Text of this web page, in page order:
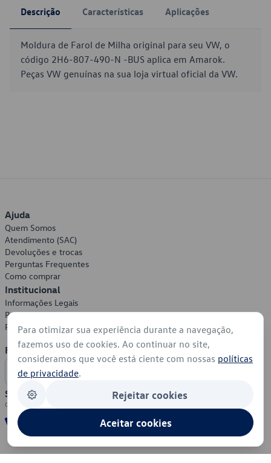
Descrição Características Aplicações
Moldura de Farol de Milha original para seu VW, o
código 2H6-807-490-N -BUS aplica em Amarok.
Peças VW genuínas na sua loja virtual oficial da VW.
Ajuda
Quem Somos
Atendimento (SAC)
Devoluções e trocas
Perguntas Frequentes
Como comprar
Institucional
Informações Legais
Política de Privacidade
Política de Cookies
Formas de Pagamento
Segurança
Para otimizar sua experiência durante a navegação,
fazemos uso de cookies. Ao continuar no site,
consideramos que você está ciente com nossas políticas
de privacidade.
Rejeitar cookies
Aceitar cookies